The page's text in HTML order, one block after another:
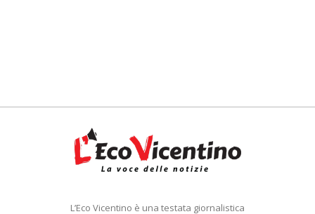
L’Eco Vicentino è una testata giornalistica